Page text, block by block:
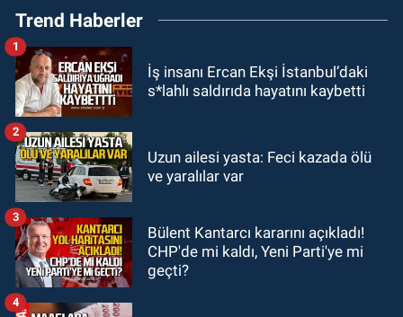
kaybetti
21:22Savaş Çiloğlu ve yönetimi
Başkan Köksal Tunçtürk’ü kutladı
21:05Öğretmenlere Milli Eğitim
GÜNDEM
19:34Zonguldakspor Bolu'da 3
hazırlık maçı oynayacak... İşte
Trend Haberler
İş insanı Ercan Ekşi İstanbul’daki
s*lahlı saldırıda hayatını kaybetti
1
Uzun ailesi yasta: Feci kazada ölü
ve yaralılar var
2
Bülent Kantarcı kararını açıkladı!
CHP'de mi kaldı, Yeni Parti'ye mi
geçti?
3
4